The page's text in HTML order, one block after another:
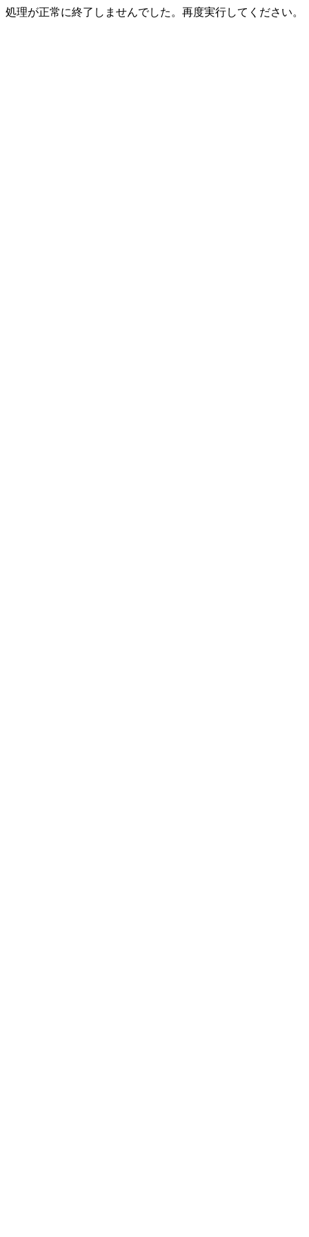
処理が正常に終了しませんでした。再度実行してください。